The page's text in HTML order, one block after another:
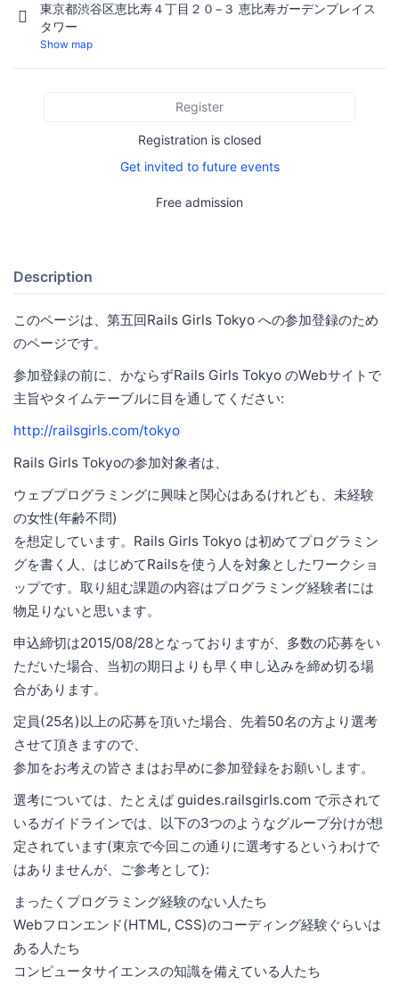
東京都渋谷区恵比寿４丁目２０−３ 恵比寿ガーデンプレイス
タワー
Show map
Register
Registration is closed
Get invited to future events
Free admission
Description
このページは、第五回Rails Girls Tokyo への参加登録のため
のページです。
参加登録の前に、かならずRails Girls Tokyo のWebサイトで
主旨やタイムテーブルに目を通してください:
http://railsgirls.com/tokyo
Rails Girls Tokyoの参加対象者は、
ウェブプログラミングに興味と関心はあるけれども、未経験
の女性(年齢不問)
を想定しています。Rails Girls Tokyo は初めてプログラミン
グを書く人、はじめてRailsを使う人を対象としたワークショ
ップです。取り組む課題の内容はプログラミング経験者には
物足りないと思います。
申込締切は2015/08/28となっておりますが、多数の応募をい
ただいた場合、当初の期日よりも早く申し込みを締め切る場
合があります。
定員(25名)以上の応募を頂いた場合、先着50名の方より選考
させて頂きますので、
参加をお考えの皆さまはお早めに参加登録をお願いします。
選考については、たとえば guides.railsgirls.com で示されて
いるガイドラインでは、以下の3つのようなグループ分けが想
定されています(東京で今回この通りに選考するというわけで
はありませんが、ご参考として):
まったくプログラミング経験のない人たち
Webフロンエンド(HTML, CSS)のコーディング経験ぐらいは
ある人たち
コンピュータサイエンスの知識を備えている人たち